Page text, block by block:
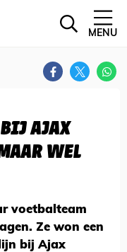
MENU
AJAX
WEL
voetbalteam
Ze won een
bij Ajax